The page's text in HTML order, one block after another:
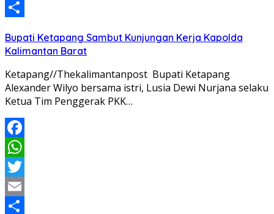
Email
Bupati Ketapang Sambut Kunjungan Kerja Kapolda
Kalimantan Barat
Ketapang//Thekalimantanpost Bupati Ketapang
Alexander Wilyo bersama istri, Lusia Dewi Nurjana selaku
Ketua Tim Penggerak PKK…
Facebook
WhatsApp
Twitter
Email